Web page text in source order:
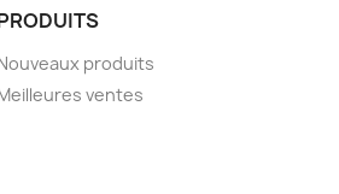
produits
ventes